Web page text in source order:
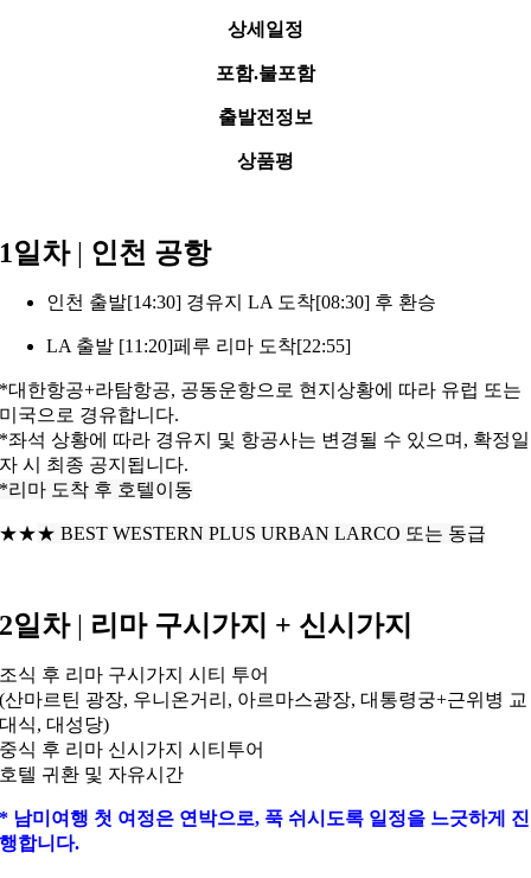
상세일정
포함.불포함
출발전정보
상품평
1일차 | 인천 공항
인천 출발[14:30] 경유지 LA 도착[08:30] 후 환승
LA 출발 [11:20]페루 리마 도착[22:55]
*대한항공+라탐항공, 공동운항으로 현지상황에 따라 유럽 또는
미국으로 경유합니다.
*좌석 상황에 따라 경유지 및 항공사는 변경될 수 있으며, 확정일
자 시 최종 공지됩니다.
*리마 도착 후 호텔이동
★★★BEST WESTERN PLUS URBAN LARCO 또는 동급
2일차 | 리마 구시가지 + 신시가지
조식 후 리마 구시가지 시티 투어
(산마르틴 광장, 우니온거리, 아르마스광장, 대통령궁+근위병 교
대식, 대성당)
중식 후 리마 신시가지 시티투어
호텔 귀환 및 자유시간
* 남미여행 첫 여정은 연박으로, 푹 쉬시도록 일정을 느긋하게 진
행합니다.